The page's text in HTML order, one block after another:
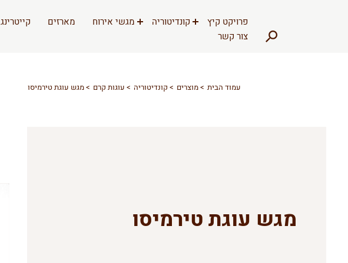
פרויקט קיץ קונדיטוריה מגשי אירוח מארזים קייטרינג
צור קשר
עמוד הבית מוצרים קונדיטוריה עוגות קרם מגש עוגת טירמיסו
מגש עוגת טירמיסו